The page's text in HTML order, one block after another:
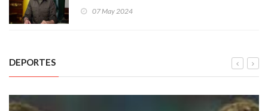
07 May 2024
DEPORTES